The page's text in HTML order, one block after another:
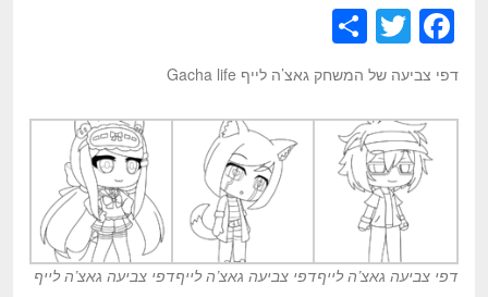
F
a
c
e
b
o
o
k
T
wi
tt
er
h
ar
e
דפי צביעה של המשחק גאצ’ה לייף Gacha life
דפי צביעה גאצ’ה לייףדפי צביעה גאצ’ה לייףדפי צביעה גאצ’ה לייף